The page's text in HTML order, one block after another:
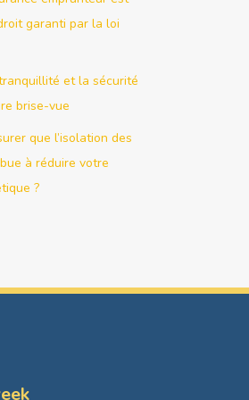
garanti par la loi
et la sécurité
brise-vue
que l’isolation des
à réduire votre
?